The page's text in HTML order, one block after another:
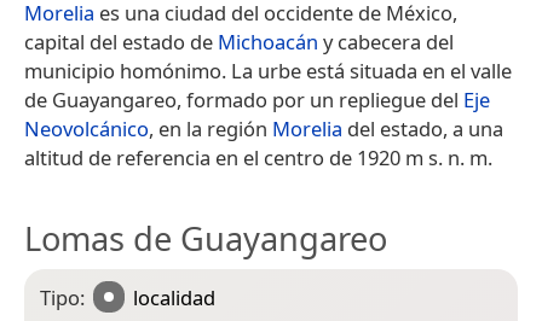
Morelia es una ciudad del occidente de México,
capital del estado de Michoacán y cabecera del
municipio homónimo. La urbe está situada en el valle
de Guayangareo, formado por un repliegue del Eje
Neovolcánico, en la región Morelia del estado, a una
altitud de referencia en el centro de 1920 m s. n. m.
Lomas de Guayangareo
Tipo:
localidad